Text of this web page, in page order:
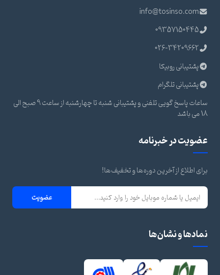
info@tosinso.com
09357150445
026-34209662
پشتیبانی روبیکا
پشتیبانی تلگرام
ساعات پاسخ گویی تلفنی و پشتیبانی شنبه تا چهارشنبه از ساعت 9 صبح الی
18 می باشد
عضویت در خبرنامه
برای اطلاع از آخرین دوره‌ها و تخفیف‌ها!
عضویت
نمادها و نشان‌ها